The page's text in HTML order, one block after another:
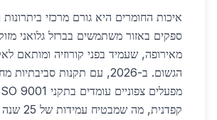
איכות החומרים היא גורם מרכזי ביתרונות
ספקים באזור משתמשים בברזל גלואני
מאירופה, שעמיד בפני קורוזיה ומותאם
הגשום. ב-2026, עם תקנות
קפדנית, מה